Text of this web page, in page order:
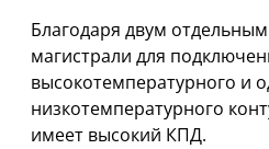
Благодаря двум
магистрали для
высокотемпературного и
низкотемпературного
имеет высокий КПД.